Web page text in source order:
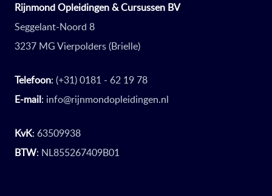
Rijnmond Opleidingen & Cursussen BV
Seggelant-Noord 8
3237 MG Vierpolders (Brielle)
Telefoon: (+31) 0181 - 62 19 78
E-mail: info@rijnmondopleidingen.nl
KvK: 63509938
BTW: NL855267409B01